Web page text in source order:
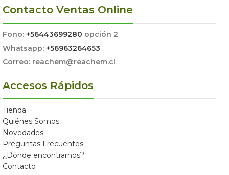
Contacto Ventas Online
Fono: +56443699280 opción 2
Whatsapp: +56963264653
Correo: reachem@reachem.cl
Accesos Rápidos
Tienda
Quiénes Somos
Novedades
Preguntas Frecuentes
¿Dónde encontrarnos?
Contacto